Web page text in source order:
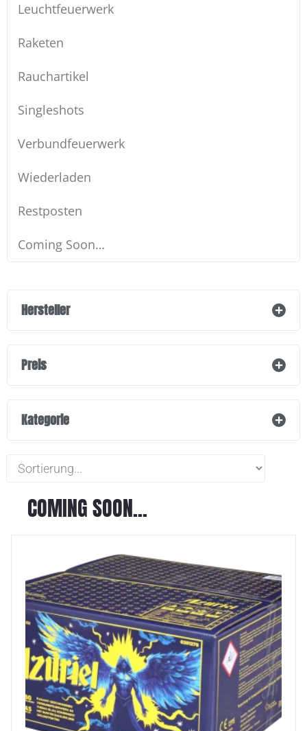
Leuchtfeuerwerk
Raketen
Rauchartikel
Singleshots
Verbundfeuerwerk
Wiederladen
Restposten
Coming Soon…
Hersteller
Preis
Kategorie
COMING SOON...